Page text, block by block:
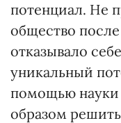
потенциал. Не
общество
отказывало
уникальный
помощью
образом